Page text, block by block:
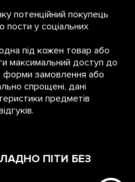
потенційний покупець
у соціальних
під кожен товар або
максимальний доступ до
форми замовлення або
спрощені, дані
предметів
ПІТИ БЕЗ